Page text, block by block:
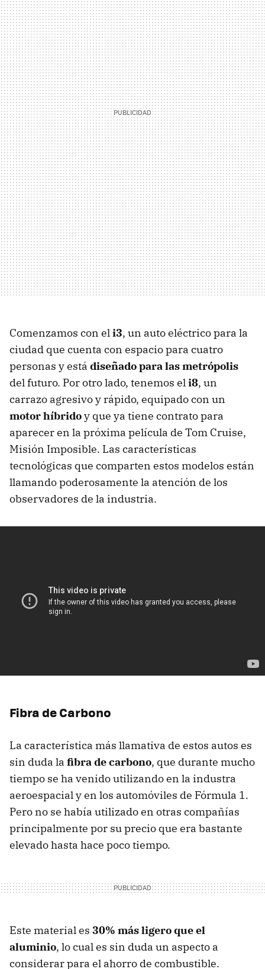
Comenzamos con eli3, un auto eléctrico para la
ciudad que cuenta con espacio para cuatro
personas y está diseñado para las metrópolis
del futuro. Por otro lado, tenemos eli8, un
carrazo agresivo y rápido, equipado con un
motor híbridoy que ya tiene contrato para
aparecer en la próxima película de Tom Cruise,
Misión Imposible. Las características
tecnológicas que comparten estos modelos están
llamando poderosamente la atención de los
observadores de la industria.
Fibra de Carbono
La característica más llamativa de estos autos es
sin duda la fibra de carbono, que durante mucho
tiempo se ha venido utilizando en la industra
aeroespacial y en los automóviles de Fórmula 1.
Pero no se había utilizado en otras compañías
principalmente por su precio que era bastante
elevado hasta hace poco tiempo.
Este material es 30% más ligero que el
aluminio, lo cual es sin duda un aspecto a
considerar para el ahorro de combustible.